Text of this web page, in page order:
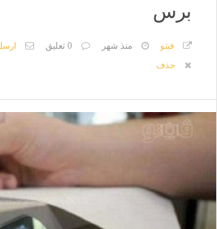
برس
فيتو منذ شهر 0 تعليق
حذف